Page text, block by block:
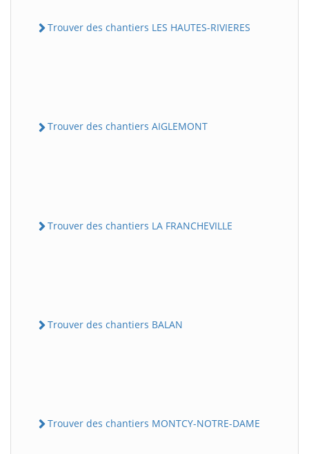
Trouver des chantiers LES HAUTES-RIVIERES
Trouver des chantiers AIGLEMONT
Trouver des chantiers LA FRANCHEVILLE
Trouver des chantiers BALAN
Trouver des chantiers MONTCY-NOTRE-DAME